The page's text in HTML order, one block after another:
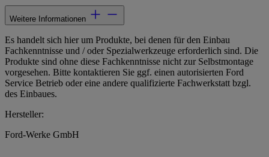
Weitere Informationen
Es handelt sich hier um Produkte, bei denen für den Einbau
Fachkenntnisse und / oder Spezialwerkzeuge erforderlich sind. Die
Produkte sind ohne diese Fachkenntnisse nicht zur Selbstmontage
vorgesehen. Bitte kontaktieren Sie ggf. einen autorisierten Ford
Service Betrieb oder eine andere qualifizierte Fachwerkstatt bzgl.
des Einbaues.
Hersteller:
Ford-Werke GmbH